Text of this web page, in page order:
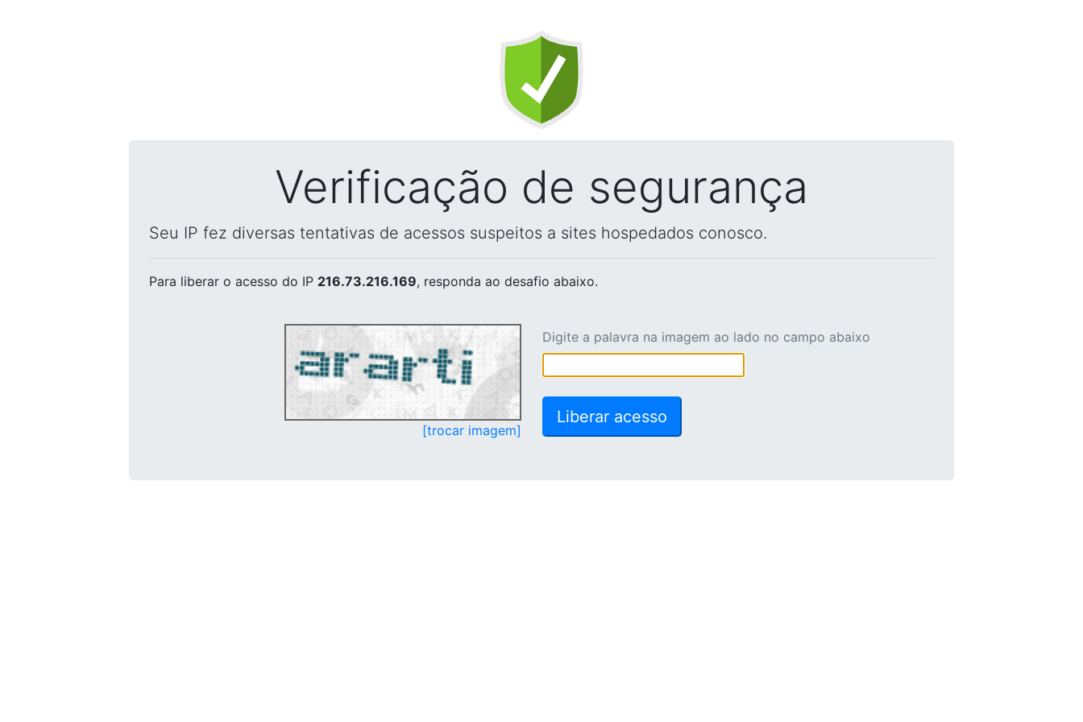
Verificação de segurança
Seu IP fez diversas tentativas de acessos suspeitos a sites hospedados conosco.
Para liberar o acesso do IP 216.73.216.169, responda ao desafio abaixo.
[trocar imagem]
Digite a palavra na imagem ao lado no campo abaixo